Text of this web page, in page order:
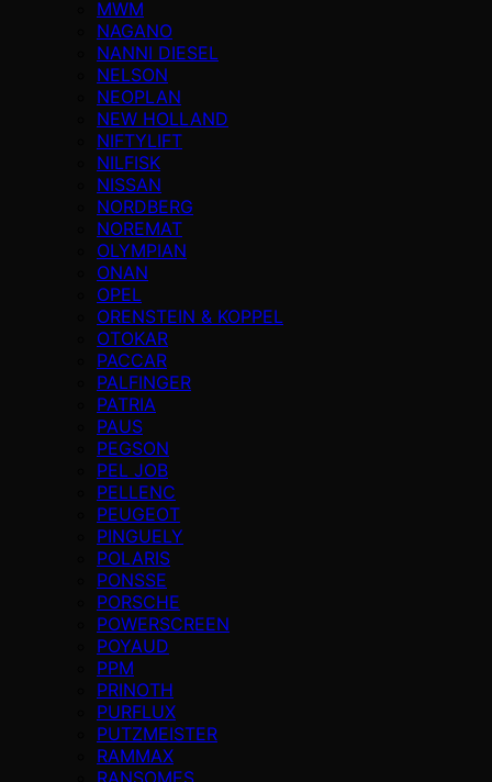
MWM
NAGANO
NANNI DIESEL
NELSON
NEOPLAN
NEW HOLLAND
NIFTYLIFT
NILFISK
NISSAN
NORDBERG
NOREMAT
OLYMPIAN
ONAN
OPEL
ORENSTEIN & KOPPEL
OTOKAR
PACCAR
PALFINGER
PATRIA
PAUS
PEGSON
PEL JOB
PELLENC
PEUGEOT
PINGUELY
POLARIS
PONSSE
PORSCHE
POWERSCREEN
POYAUD
PPM
PRINOTH
PURFLUX
PUTZMEISTER
RAMMAX
RANSOMES